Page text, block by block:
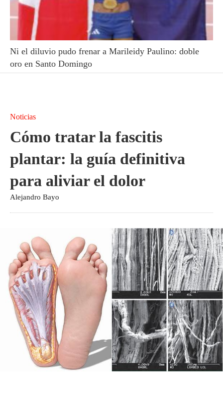
Ni el diluvio pudo frenar a Marileidy Paulino: doble
oro en Santo Domingo